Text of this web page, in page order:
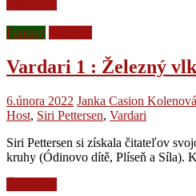
Fantasy
Vardari 1 : Železný
6.února 2022 Janka Casion Kolenová
Host, Siri Pettersen, Vardari
Siri Pettersen si získala čitateľov
kruhy (Ódinovo dítě, Plíseň a Síla).